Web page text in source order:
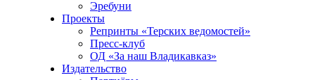
Эребуни
Проекты
Репринты «Терских ведомостей»
Пресс-клуб
ОД «За наш Владикавказ»
Издательство